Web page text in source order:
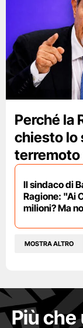
Perché la
chiesto lo
terremoto
Il sindaco di
Ragione: "Ai
milioni? Ma
MOSTRA ALTRO
Più